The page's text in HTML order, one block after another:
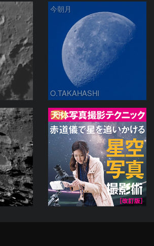
今朝月
O.TAKAHASHI
PR